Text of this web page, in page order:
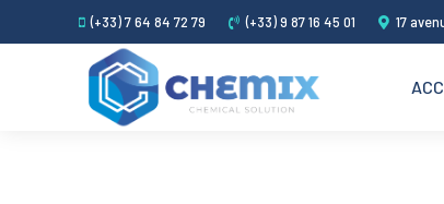
(+33) 7 64 84 72 79 (+33) 9 87 16 45 01 17